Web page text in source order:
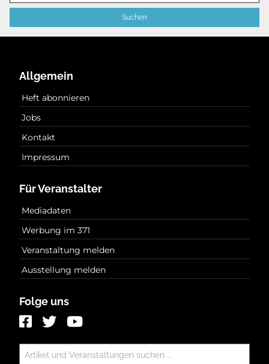
Allgemein
Heft abonnieren
Jobs
Kontakt
Impressum
Für Veranstalter
Mediadaten
Werbung im 371
Veranstaltung melden
Ausstellung melden
Folge uns